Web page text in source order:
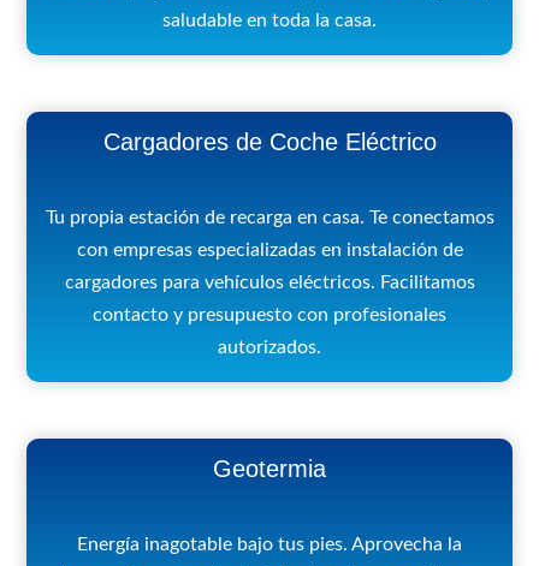
saludable en toda la casa.
Cargadores de Coche Eléctrico
Tu propia estación de recarga en casa. Te conectamos
con empresas especializadas en instalación de
cargadores para vehículos eléctricos. Facilitamos
contacto y presupuesto con profesionales
autorizados.
Geotermia
Energía inagotable bajo tus pies. Aprovecha la